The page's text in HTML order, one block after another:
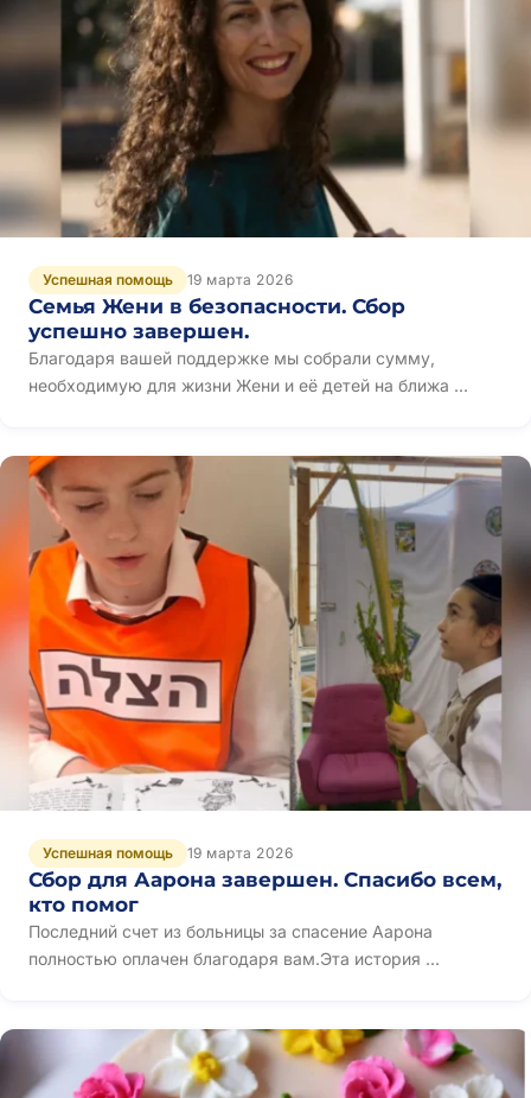
Успешная помощь 19 марта 2026
Семья Жени в безопасности. Сбор
успешно завершен.
Благодаря вашей поддержке мы собрали сумму,
необходимую для жизни Жени и её детей на ближа ...
Успешная помощь 19 марта 2026
Сбор для Аарона завершен. Спасибо всем,
кто помог
Последний счет из больницы за спасение Аарона
полностью оплачен благодаря вам.Эта история ...